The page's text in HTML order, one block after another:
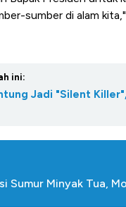
sumber di alam
ini:
Jadi "Silent
Sumur Minyak Tua,